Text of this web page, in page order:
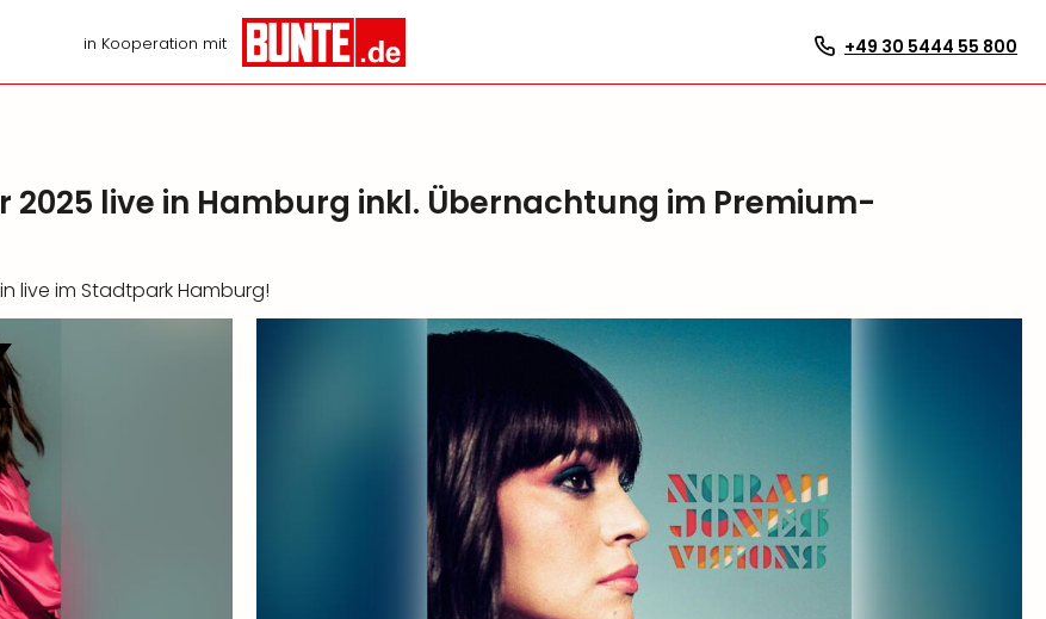
in Kooperation mit +49 30 5444 55 800
2025 live in Hamburg inkl. Übernachtung im Premium-
live im Stadtpark Hamburg!